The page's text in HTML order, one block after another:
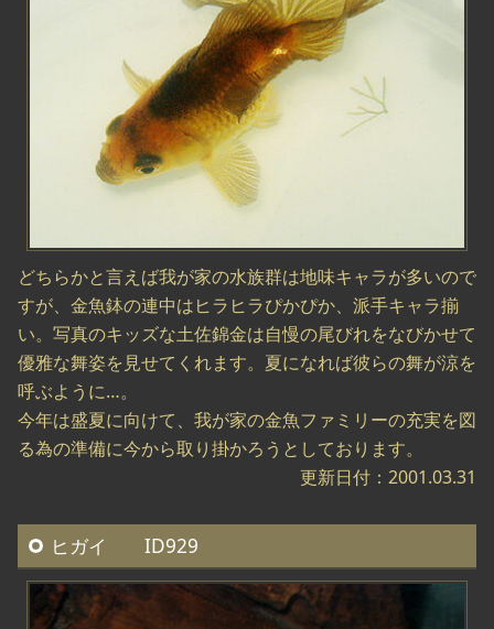
どちらかと言えば我が家の水族群は地味キャラが多いので
すが、金魚鉢の連中はヒラヒラぴかぴか、派手キャラ揃
い。写真のキッズな土佐錦金は自慢の尾びれをなびかせて
優雅な舞姿を見せてくれます。夏になれば彼らの舞が涼を
呼ぶように…。
今年は盛夏に向けて、我が家の金魚ファミリーの充実を図
る為の準備に今から取り掛かろうとしております。
更新日付：2001.03.31
ヒガイ ID929